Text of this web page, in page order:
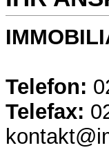
Telefon:
Telefax: